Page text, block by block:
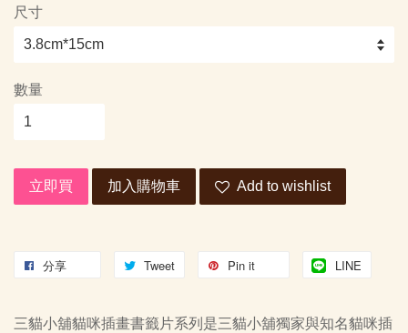
尺寸
數量
立即買 加入購物車 Add to wishlist
分享 Tweet Pin it LINE
三貓小舖貓咪插畫書籤片系列是三貓小舖獨家與知名貓咪插